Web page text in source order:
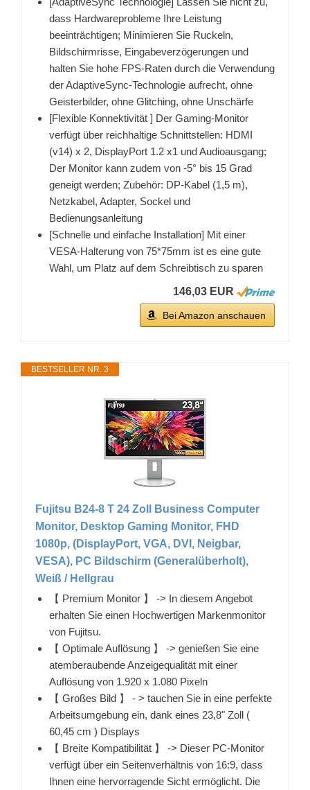
dass Hardwareprobleme Ihre Leistung
beeinträchtigen; Minimieren Sie Ruckeln,
Bildschirmrisse, Eingabeverzögerungen und
halten Sie hohe FPS-Raten durch die Verwendung
der AdaptiveSync-Technologie aufrecht, ohne
Geisterbilder, ohne Glitching, ohne Unschärfe
[Flexible Konnektivität ] Der Gaming-Monitor
verfügt über reichhaltige Schnittstellen: HDMI
(v14) x 2, DisplayPort 1.2 x1 und Audioausgang;
Der Monitor kann zudem von -5° bis 15 Grad
geneigt werden; Zubehör: DP-Kabel (1,5 m),
Netzkabel, Adapter, Sockel und
Bedienungsanleitung
[Schnelle und einfache Installation] Mit einer
VESA-Halterung von 75*75mm ist es eine gute
Wahl, um Platz auf dem Schreibtisch zu sparen
146,03 EUR
Bei Amazon anschauen
BESTSELLER NR. 3
Fujitsu B24-8 T 24 Zoll Business Computer
Monitor, Desktop Gaming Monitor, FHD
1080p, (DisplayPort, VGA, DVI, Neigbar,
VESA), PC Bildschirm (Generalüberholt),
Weiß / Hellgrau
【 Premium Monitor 】 -> In diesem Angebot
erhalten Sie einen Hochwertigen Markenmonitor
von Fujitsu.
【 Optimale Auflösung 】 -> genießen Sie eine
atemberaubende Anzeigequalität mit einer
Auflösung von 1.920 x 1.080 Pixeln
【 Großes Bild 】 - > tauchen Sie in eine perfekte
Arbeitsumgebung ein, dank eines 23,8" Zoll (
60,45 cm ) Displays
【 Breite Kompatibilität 】 -> Dieser PC-Monitor
verfügt über ein Seitenverhältnis von 16:9, dass
Ihnen eine hervorragende Sicht ermöglicht. Die